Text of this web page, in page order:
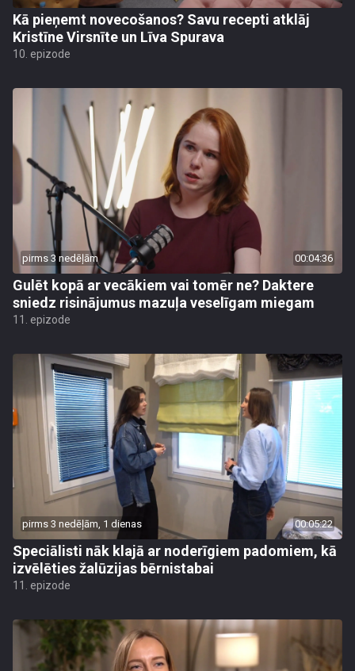
Kā pieņemt novecošanos? Savu recepti atklāj
Kristīne Virsnīte un Līva Spurava
10. epizode
pirms 3 nedēļām 00:04:36
Gulēt kopā ar vecākiem vai tomēr ne? Daktere
sniedz risinājumus mazuļa veselīgam miegam
11. epizode
pirms 3 nedēļām, 1 dienas 00:05:22
Speciālisti nāk klajā ar noderīgiem padomiem, kā
izvēlēties žalūzijas bērnistabai
11. epizode